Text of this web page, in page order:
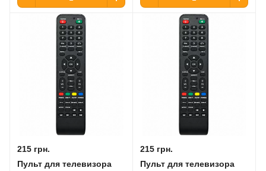
215 грн.
Пульт для телевизора
215 грн.
Пульт для телевизора